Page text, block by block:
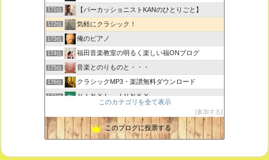
171位 【パーカッショニストKANのひとりごと】
172位 気軽にクラシック！
173位 俺のピアノ
174位 福田音楽教室の明るく楽しい福ONブログ
175位 音楽とのりものと・・・
176位 クラシックMP3・楽譜無料ダウンロード
177位 ＶＩＮＹＬ ＪＵＮＫＹ
179位 未来の音楽研究所 音楽哲学・思想 平林 遼
このカテゴリを全て表示
参加する
このブログに投票する